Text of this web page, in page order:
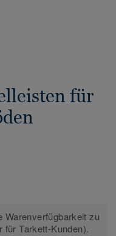
für
Warenverfügbarkeit zu
für Tarkett-Kunden).